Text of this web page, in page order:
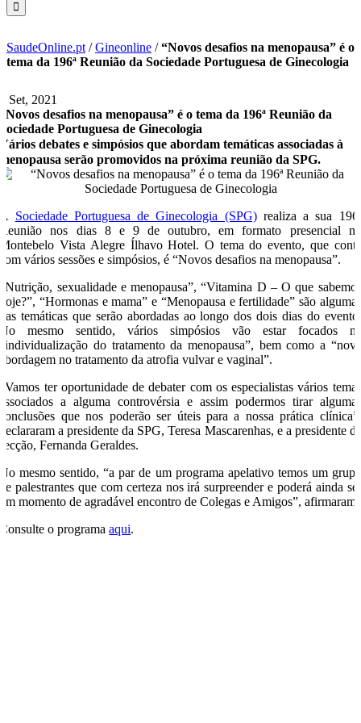
SaudeOnline.pt /Gineonline /“Novos desafios na menopausa” é o
tema da 196ª Reunião da Sociedade Portuguesa de Ginecologia
9 Set, 2021
“Novos desafios na menopausa” é o tema da 196ª Reunião da
Sociedade Portuguesa de Ginecologia
Vários debates e simpósios que abordam temáticas associadas à
menopausa serão promovidos na próxima reunião da SPG.
A Sociedade Portuguesa de Ginecologia (SPG)realiza a sua 196ª
Reunião nos dias 8 e 9 de outubro, em formato presencial no
Montebelo Vista Alegre Ílhavo Hotel. O tema do evento, que conta
com vários sessões e simpósios, é “Novos desafios na menopausa”.
“Nutrição, sexualidade e menopausa”, “Vitamina D – O que sabemos
hoje?”, “Hormonas e mama” e “Menopausa e fertilidade” são algumas
das temáticas que serão abordadas ao longo dos dois dias do evento.
No mesmo sentido, vários simpósios vão estar focados na
“individualização do tratamento da menopausa”, bem como a “nova
abordagem no tratamento da atrofia vulvar e vaginal”.
“Vamos ter oportunidade de debater com os especialistas vários temas
associados a alguma controvérsia e assim podermos tirar algumas
conclusões que nos poderão ser úteis para a nossa prática clínica”,
declararam a presidente da SPG, Teresa Mascarenhas, e a presidente da
secção, Fernanda Geraldes.
No mesmo sentido, “a par de um programa apelativo temos um grupo
de palestrantes que com certeza nos irá surpreender e poderá ainda ser
um momento de agradável encontro de Colegas e Amigos”, afirmaram.
Consulte o programaaqui.